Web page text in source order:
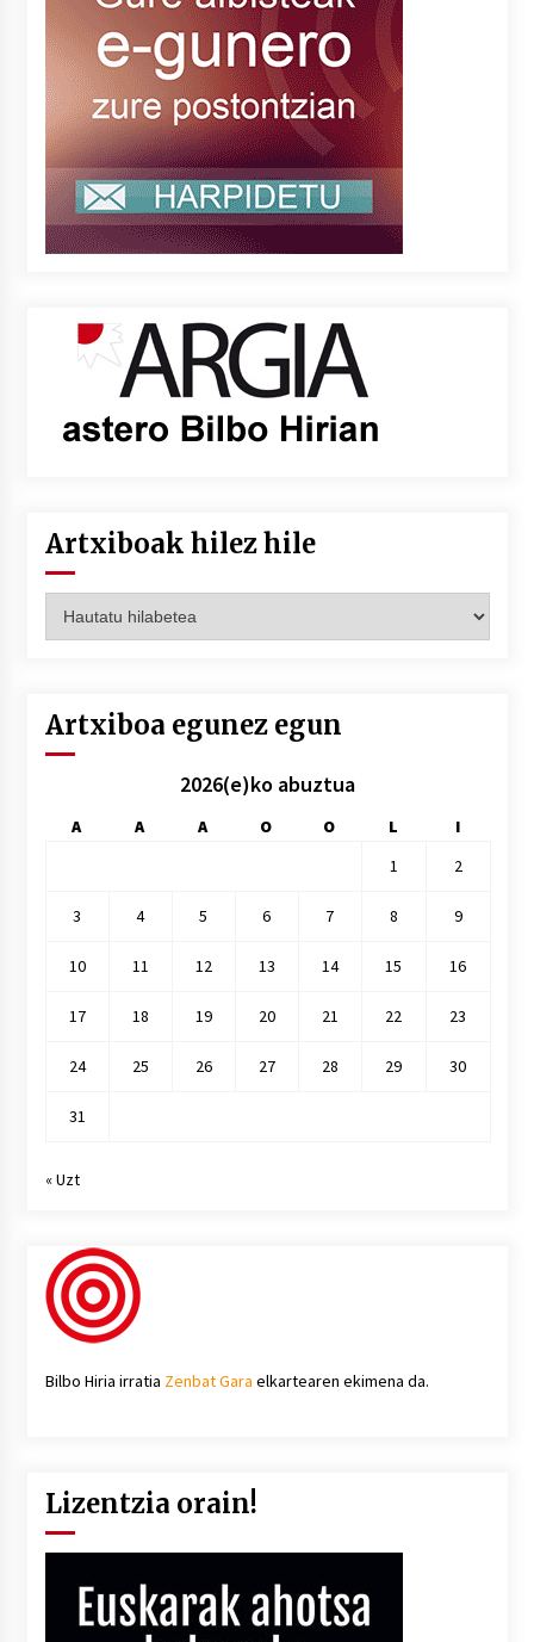
Artxiboak hilez hile
hilez
Artxiboa egunez egun
2026(e)ko abuztua
A A A O O L
I
1
2
3 4 5 6 7 8 9
10 11 12 13 14 15 16
17 18 19 20 21 22 23
24 25 26 27 28 29 30
31
« Uzt
Bilbo Hiria irratia Zenbat Gara elkartearen ekimena da.
Lizentzia orain!